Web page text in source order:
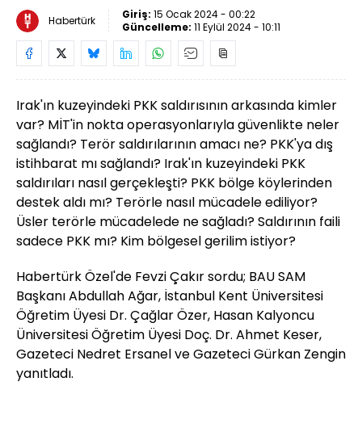
Habertürk Giriş: 15 Ocak 2024 - 00:22
Güncelleme: 11 Eylül 2024 - 10:11
Irak'ın kuzeyindeki PKK saldırısının arkasında kimler
var? MİT'in nokta operasyonlarıyla güvenlikte neler
sağlandı? Terör saldırılarının amacı ne? PKK'ya dış
istihbarat mı sağlandı? Irak'ın kuzeyindeki PKK
saldırıları nasıl gerçekleşti? PKK bölge köylerinden
destek aldı mı? Terörle nasıl mücadele ediliyor?
Üsler terörle mücadelede ne sağladı? Saldırının faili
sadece PKK mı? Kim bölgesel gerilim istiyor?
Habertürk Özel'de Fevzi Çakır sordu; BAU SAM
Başkanı Abdullah Ağar, İstanbul Kent Üniversitesi
Öğretim Üyesi Dr. Çağlar Özer, Hasan Kalyoncu
Üniversitesi Öğretim Üyesi Doç. Dr. Ahmet Keser,
Gazeteci Nedret Ersanel ve Gazeteci Gürkan Zengin
yanıtladı.